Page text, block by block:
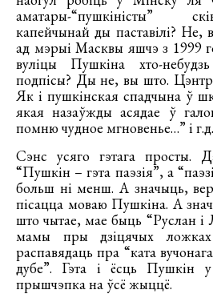
аматары-“пушкіністы”
капейчынай ды паставілі?
ад мэрыі Масквы яшчэ з 1999
вуліцы Пушкіна хто-
подпісы? Ды не, вы што.
Як і пушкінская спадчына ў
якая назаўжды асядае ў
помню чудное мгновенье…” і г.д.
Сэнс усяго гэтага просты.
“Пушкін – гэта паэзія”, а
больш ні менш. А значыць,
пісацца моваю Пушкіна. А
што чытае, мае быць “Руслан
мамы пры дзіцячых
распавядаць пра “ката
дубе”. Гэта і ёсць
прышчэпка на ўсё жыццё.